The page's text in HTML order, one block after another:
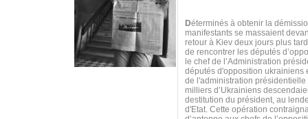
Déterminés à obtenir la
manifestants se massaient
retour à Kiev deux jours plus
de rencontrer les députés
le chef de l’Administration
députés d'opposition ukrainiens
de l'administration
milliers d’Ukrainiens
destitution du président, au
d'Etat. Cette opération